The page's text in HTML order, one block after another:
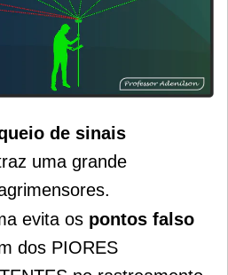
de sinais
uma grande
evita os pontos falso
dos PIORES